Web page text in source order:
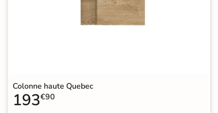
Colonne haute Quebec
193€90